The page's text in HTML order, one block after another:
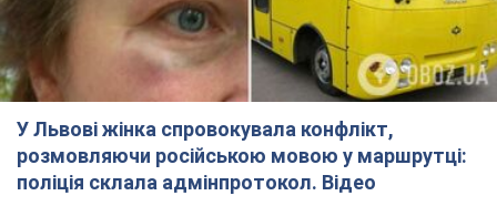
У Львові жінка спровокувала конфлікт,
розмовляючи російською мовою у маршрутці:
поліція склала адмінпротокол. Відео